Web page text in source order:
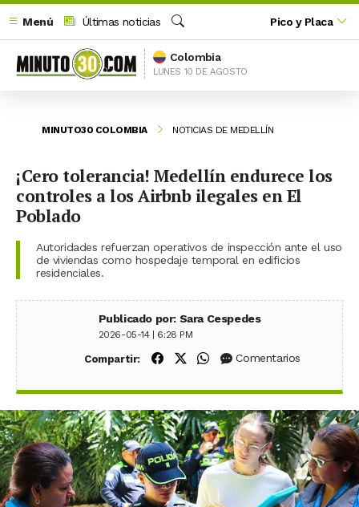
Menú
Últimas noticias
Buscar
Pico y Placa
Colombia
LUNES 10 DE AGOSTO
MINUTO30 COLOMBIA NOTICIAS DE MEDELLÍN
¡Cero tolerancia! Medellín endurece los
controles a los Airbnb ilegales en El
Poblado
Autoridades refuerzan operativos de inspección ante el uso
de viviendas como hospedaje temporal en edificios
residenciales.
Publicado por: Sara Cespedes
2026-05-14 | 6:28 PM
Compartir: Compartir en Facebook
Compartir en X (Twitter)
Compartir en WhatsApp
Comentarios